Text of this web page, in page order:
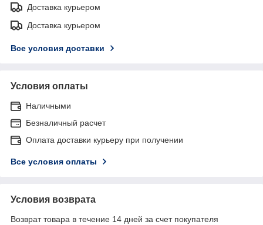
Доставка курьером
Доставка курьером
Все условия доставки
Условия оплаты
Наличными
Безналичный расчет
Оплата доставки курьеру при получении
Все условия оплаты
Условия возврата
Возврат товара в течение 14 дней за счет покупателя